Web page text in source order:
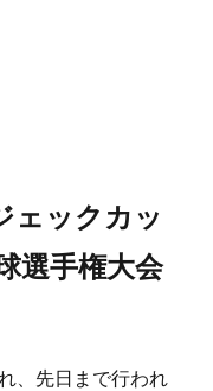
ェックカッ
選手権大会
、先日まで行われ